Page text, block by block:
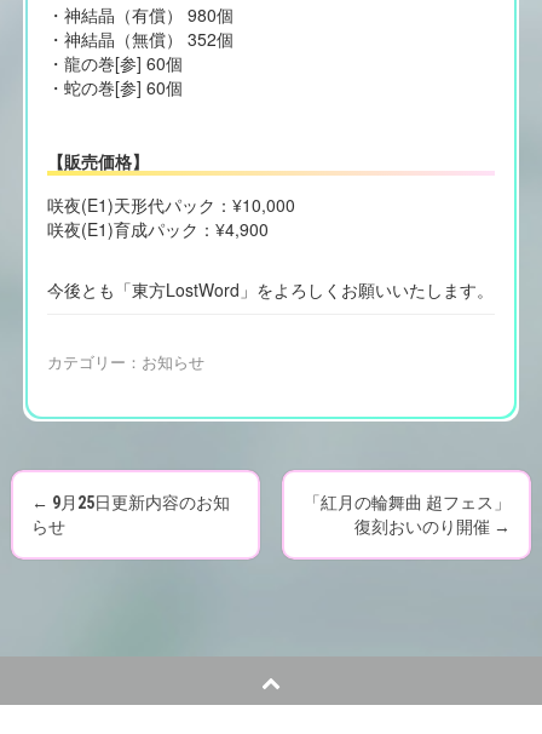
・神結晶（有償） 980個
・神結晶（無償） 352個
・龍の巻[参] 60個
・蛇の巻[参] 60個
【販売価格】
咲夜(E1)天形代パック：¥10,000
咲夜(E1)育成パック：¥4,900
今後とも「東方LostWord」をよろしくお願いいたします。
カテゴリー： お知らせ
P
← 9月25日更新内容のお知
らせ
「紅月の輪舞曲 超フェス」
復刻おいのり開催 →